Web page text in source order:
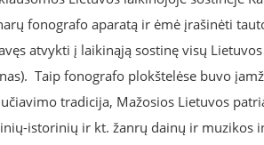
fonografo aparatą ir ėmė įrašinėti
atvykti į laikinąją sostinę visų
Taip fonografo plokštelėse buvo
tradicija, Mažosios Lietuvos
istorinių ir kt. žanrų dainų ir muzikos